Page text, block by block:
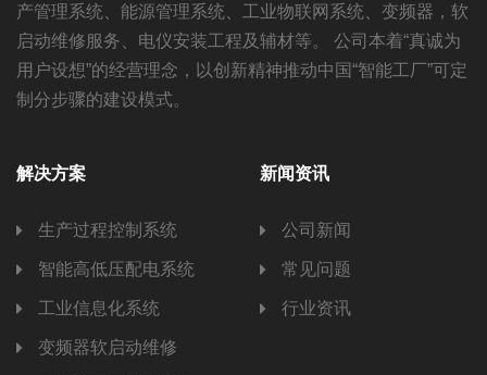
产管理系统、能源管理系统、工业物联网系统、变频器，软
启动维修服务、电仪安装工程及辅材等。 公司本着“真诚为
用户设想”的经营理念，以创新精神推动中国“智能工厂”可定
制分步骤的建设模式。
解决方案
生产过程控制系统
智能高低压配电系统
工业信息化系统
变频器软启动维修
新闻资讯
公司新闻
常见问题
行业资讯